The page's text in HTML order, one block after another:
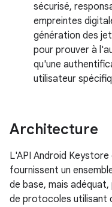
sécurisé,
empreintes
génération des
pour prouver à
qu'une
utilisateur
Architecture
L'API Android
fournissent un
de base, mais
de protocoles utilisant